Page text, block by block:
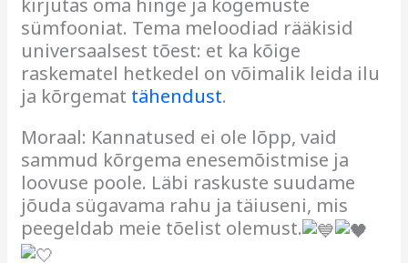
kirjutas oma hinge ja kogemuste
sümfooniat. Tema meloodiad rääkisid
universaalsest tõest: et ka kõige
raskematel hetkedel on võimalik leida ilu
ja kõrgemat tähendust.
Moraal: Kannatused ei ole lõpp, vaid
sammud kõrgema enesemõistmise ja
loovuse poole. Läbi raskuste suudame
jõuda sügavama rahu ja täiuseni, mis
peegeldab meie tõelist olemust.